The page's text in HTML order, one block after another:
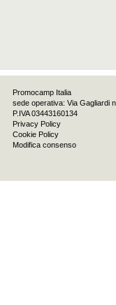
Promocamp Italia
sede operativa: Via Gagliardi
P.IVA 03443160134
Privacy Policy
Cookie Policy
Modifica consenso